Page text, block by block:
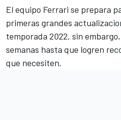
El equipo Ferrari se prepara
primeras grandes
temporada 2022, sin
semanas hasta que logren
que necesiten.